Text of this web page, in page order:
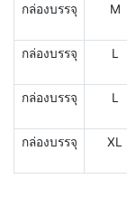
กล่องบรรจุ M
กล่องบรรจุ L
กล่องบรรจุ L
กล่องบรรจุ XL